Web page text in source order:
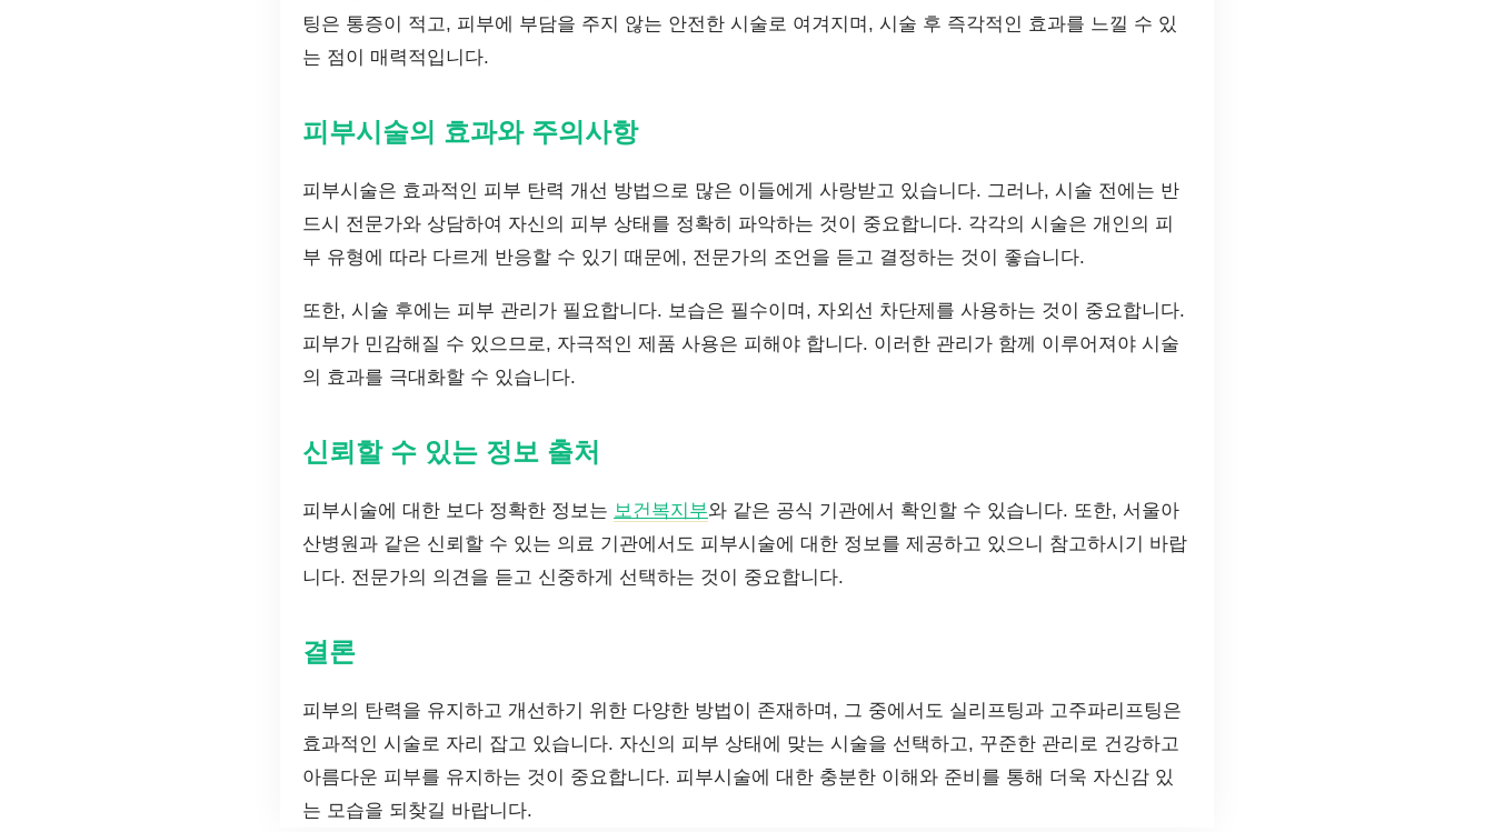
팅은 통증이 적고, 피부에 부담을 주지 않는 안전한 시술로 여겨지며, 시술 후 즉각적인 효과를 느낄 수 있
는 점이 매력적입니다.
피부시술의 효과와 주의사항
피부시술은 효과적인 피부 탄력 개선 방법으로 많은 이들에게 사랑받고 있습니다. 그러나, 시술 전에는 반
드시 전문가와 상담하여 자신의 피부 상태를 정확히 파악하는 것이 중요합니다. 각각의 시술은 개인의 피
부 유형에 따라 다르게 반응할 수 있기 때문에, 전문가의 조언을 듣고 결정하는 것이 좋습니다.
또한, 시술 후에는 피부 관리가 필요합니다. 보습은 필수이며, 자외선 차단제를 사용하는 것이 중요합니다.
피부가 민감해질 수 있으므로, 자극적인 제품 사용은 피해야 합니다. 이러한 관리가 함께 이루어져야 시술
의 효과를 극대화할 수 있습니다.
신뢰할 수 있는 정보 출처
피부시술에 대한 보다 정확한 정보는 보건복지부와 같은 공식 기관에서 확인할 수 있습니다. 또한, 서울아
산병원과 같은 신뢰할 수 있는 의료 기관에서도 피부시술에 대한 정보를 제공하고 있으니 참고하시기 바랍
니다. 전문가의 의견을 듣고 신중하게 선택하는 것이 중요합니다.
결론
피부의 탄력을 유지하고 개선하기 위한 다양한 방법이 존재하며, 그 중에서도 실리프팅과 고주파리프팅은
효과적인 시술로 자리 잡고 있습니다. 자신의 피부 상태에 맞는 시술을 선택하고, 꾸준한 관리로 건강하고
아름다운 피부를 유지하는 것이 중요합니다. 피부시술에 대한 충분한 이해와 준비를 통해 더욱 자신감 있
는 모습을 되찾길 바랍니다.